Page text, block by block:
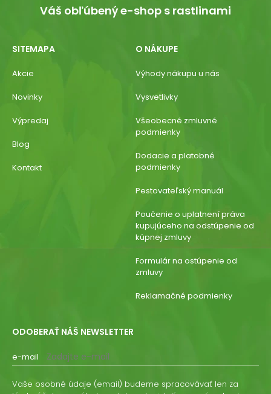
Váš obľúbený e-shop s rastlinami
SITEMAPA
Akcie
Novinky
Výpredaj
Blog
Kontakt
O NÁKUPE
Výhody nákupu u nás
Vysvetlivky
Všeobecné zmluvné
podmienky
Dodacie a platobné
podmienky
Pestovateľský manuál
Poučenie o uplatnení práva
kupujúceho na odstúpenie od
kúpnej zmluvy
Formulár na ostúpenie od
zmluvy
Reklamačné podmienky
ODOBERAŤ NÁŠ NEWSLETTER
e-mail
Vaše osobné údaje (email) budeme spracovávať len za